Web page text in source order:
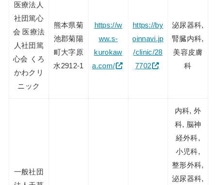
医療法人
社団篤心
会 医療法
人社団篤
心会 くろ
かわクリ
ニック
熊本県菊
池郡菊陽
町大字原
水2912-1
https://w
ww.s-
kurokaw
a.com/
https://by
oinnavi.jp
/clinic/28
7702
泌尿器科,
腎臓内科,
美容皮膚
科
一般社団
内科, 外
科, 脳神
経外科,
小児科,
整形外科,
泌尿器科,